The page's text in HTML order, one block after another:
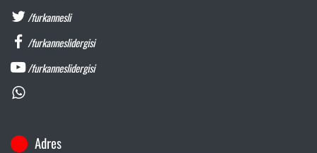
/furkannesli
/furkanneslidergisi
/furkanneslidergisi
Adres